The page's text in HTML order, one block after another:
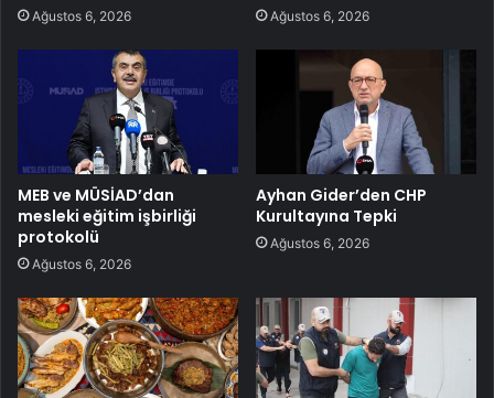
Ağustos 6, 2026 Ağustos 6, 2026
MEB ve MÜSİAD’dan
mesleki eğitim işbirliği
protokolü
Ağustos 6, 2026
Ayhan Gider’den CHP
Kurultayına Tepki
Ağustos 6, 2026